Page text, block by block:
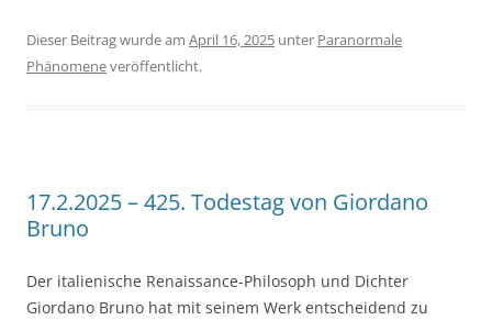
Dieser Beitrag wurde am April 16, 2025 unter Paranormale
Phänomeneveröffentlicht.
17.2.2025 – 425. Todestag von Giordano
Bruno
Der italienische Renaissance-Philosoph und Dichter
Giordano Bruno hat mit seinem Werk entscheidend zu